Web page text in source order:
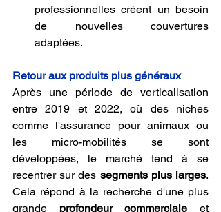
professionnelles créent un besoin
de nouvelles couvertures
adaptées.
Retour aux produits plus généraux
Après une période de verticalisation
entre 2019 et 2022, où des niches
comme l'assurance pour animaux ou
les micro-mobilités se sont
développées, le marché tend à se
recentrer sur des segments plus larges.
Cela répond à la recherche d'une plus
grande profondeur commerciale et